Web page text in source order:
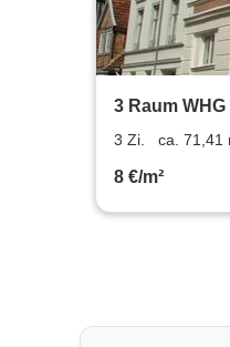
3 Raum
3 Zi. ca. 71,41
8 €/m²